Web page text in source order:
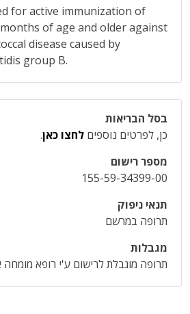
for active immunization of
of age and older against
disease caused by
group B.
בסל הבריאות
כן, לפרטים נוספים לחצו כאן.
מספר רישום
155-59-34399-00
תנאי ניפוק
תרופה במרשם
מגבלות
תרופה מוגבלת לרישום ע'י רופא